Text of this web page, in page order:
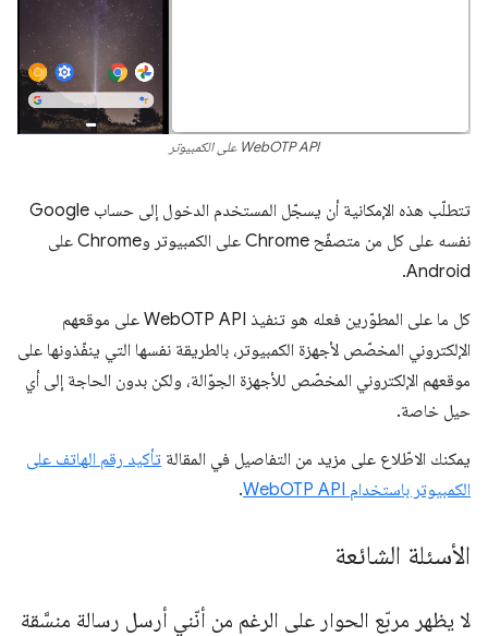
WebOTP API على الكمبيوتر
تتطلّب هذه الإمكانية أن يسجّل المستخدم الدخول إلى حساب Google
نفسه على كل من متصفّح Chrome على الكمبيوتر وChrome على
Android.
كل ما على المطوّرين فعله هو تنفيذ WebOTP API على موقعهم
الإلكتروني المخصّص لأجهزة الكمبيوتر، بالطريقة نفسها التي ينفّذونها على
موقعهم الإلكتروني المخصّص للأجهزة الجوّالة، ولكن بدون الحاجة إلى أي
حيل خاصة.
يمكنك الاطّلاع على مزيد من التفاصيل في المقالة تأكيد رقم الهاتف على
الكمبيوتر باستخدام WebOTP API
.
الأسئلة الشائعة
لا يظهر مربّع الحوار على الرغم من أنّني أرسل رسالة منسَّقة